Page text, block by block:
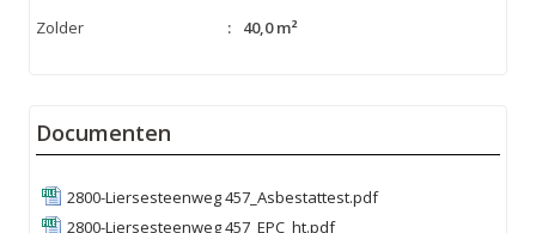
Zolder : 40,0 m²
Documenten
2800-Liersesteenweg 457_Asbestattest.pdf
2800-Liersesteenweg 457_EPC_ht.pdf